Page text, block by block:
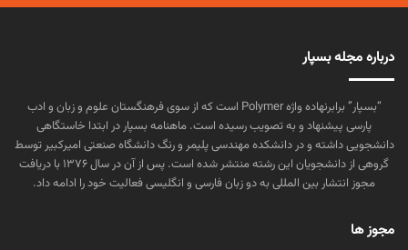
درباره مجله بسپار
“بسپار” برابرنهاده واژه Polymer است که از سوی فرهنگستان علوم و زبان و ادب
پارسی پیشنهاد و به تصویب رسیده است. ماهنامه بسپار در ابتدا خاستگاهی
دانشجویی داشته و در دانشکده مهندسی پلیمر و رنگ دانشگاه صنعتی امیرکبیر توسط
گروهی از دانشجویان این رشته منتشر شده است. پس از آن در سال ۱۳۷۶ با دریافت
مجوز انتشار بین المللی به دو زبان فارسی و انگلیسی فعالیت خود را ادامه داد.
مجوز ها